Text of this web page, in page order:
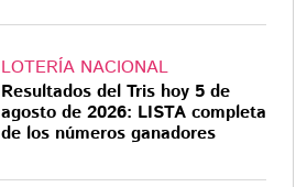
LOTERÍA NACIONAL
Resultados del Tris hoy 5 de
agosto de 2026: LISTA completa
de los números ganadores